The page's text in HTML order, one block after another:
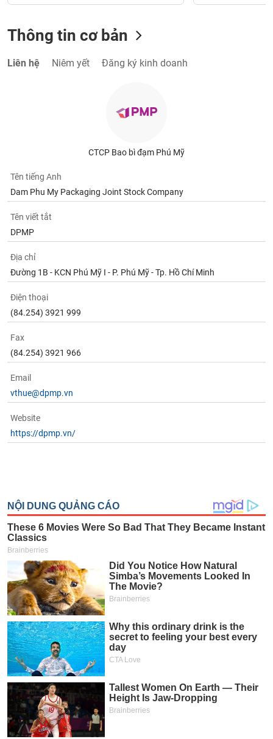
Thông tin cơ bản
Liên hệ Niêm yết Đăng ký kinh doanh
CTCP Bao bì đạm Phú Mỹ
Tên tiếng Anh
Dam Phu My Packaging Joint Stock Company
Tên viết tắt
DPMP
Địa chỉ
Đường 1B - KCN Phú Mỹ I - P. Phú Mỹ - Tp. Hồ Chí Minh
Điện thoại
(84.254) 3921 999
Fax
(84.254) 3921 966
Email
vthue@dpmp.vn
Website
https://dpmp.vn/